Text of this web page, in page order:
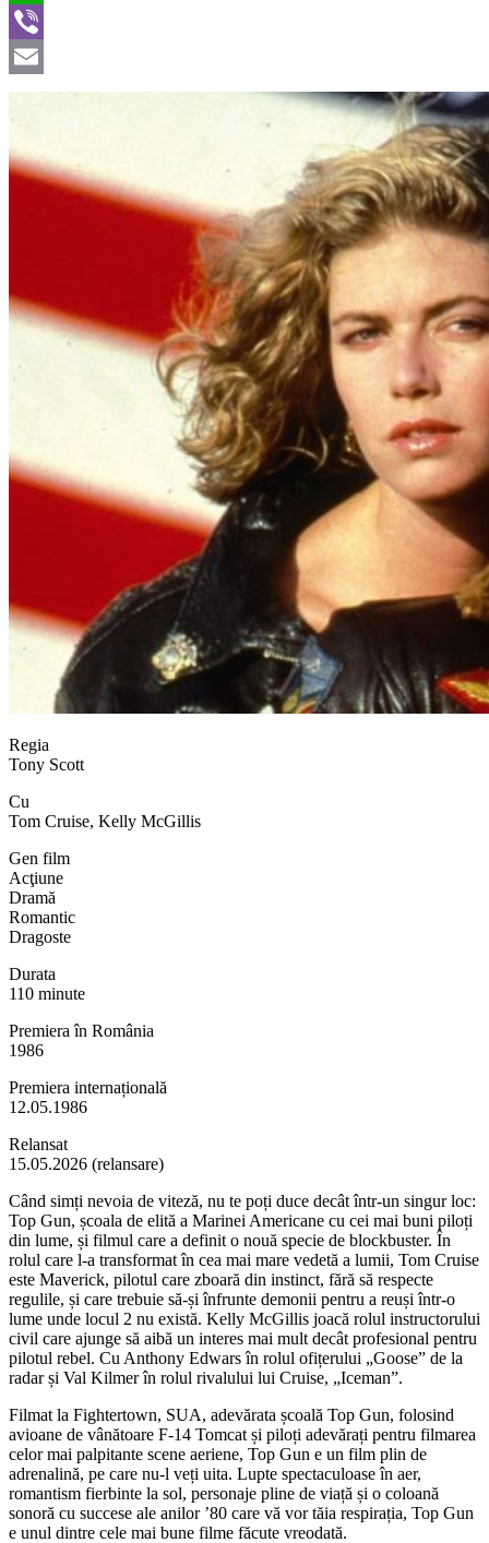
WhatsApp
Viber
Email
Regia
Tony Scott
Cu
Tom Cruise, Kelly McGillis
Gen film
Acţiune
Dramă
Romantic
Dragoste
Durata
110 minute
Premiera în România
1986
Premiera internațională
12.05.1986
Relansat
15.05.2026 (relansare)
Când simți nevoia de viteză, nu te poți duce decât într-un singur loc:
Top Gun, școala de elită a Marinei Americane cu cei mai buni piloți
din lume, și filmul care a definit o nouă specie de blockbuster. În
rolul care l-a transformat în cea mai mare vedetă a lumii, Tom Cruise
este Maverick, pilotul care zboară din instinct, fără să respecte
regulile, și care trebuie să-și înfrunte demonii pentru a reuși într-o
lume unde locul 2 nu există. Kelly McGillis joacă rolul instructorului
civil care ajunge să aibă un interes mai mult decât profesional pentru
pilotul rebel. Cu Anthony Edwars în rolul ofițerului „Goose” de la
radar și Val Kilmer în rolul rivalului lui Cruise, „Iceman”.
Filmat la Fightertown, SUA, adevărata școală Top Gun, folosind
avioane de vânătoare F-14 Tomcat și piloți adevărați pentru filmarea
celor mai palpitante scene aeriene, Top Gun e un film plin de
adrenalină, pe care nu-l veți uita. Lupte spectaculoase în aer,
romantism fierbinte la sol, personaje pline de viață și o coloană
sonoră cu succese ale anilor ’80 care vă vor tăia respirația, Top Gun
e unul dintre cele mai bune filme făcute vreodată.